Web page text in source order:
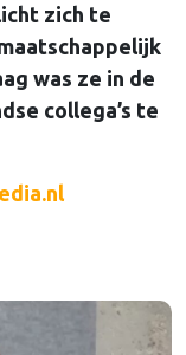
zich te
was ze in de
collega’s te